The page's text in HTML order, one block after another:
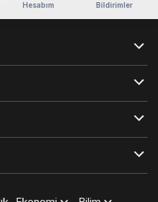
Hesabım Bildirimler